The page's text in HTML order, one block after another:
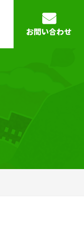
お問い合わせ